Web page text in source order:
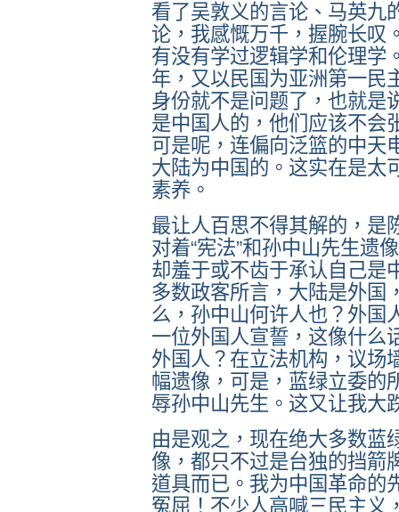
看了吴敦义的言论、马英九
论，我感慨万千，握腕长叹
有没有学过逻辑学和伦理学
年，又以民国为亚洲第一民
身份就不是问题了，也就是
是中国人的，他们应该不会
可是呢，连偏向泛篮的中天
大陆为中国的。这实在是太
素养。
最让人百思不得其解的，是
对着“宪法”和孙中山先生遗
却羞于或不齿于承认自己是
多数政客所言，大陆是外国
么，孙中山何许人也？外国
一位外国人宣誓，这像什么
外国人？在立法机构，议场
幅遗像，可是，蓝绿立委的
辱孙中山先生。这又让我大
由是观之，现在绝大多数蓝
像，都只不过是台独的挡箭
道具而已。我为中国革命的
冤屈！不少人高喊三民主义